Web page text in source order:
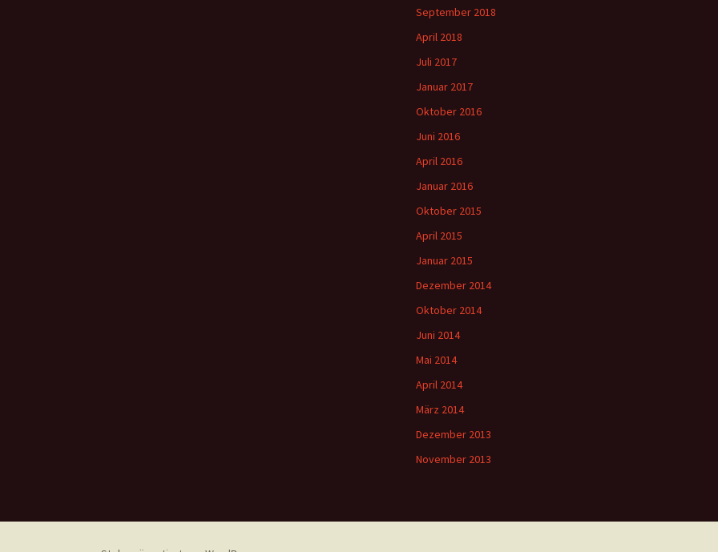
September 2018
April 2018
Juli 2017
Januar 2017
Oktober 2016
Juni 2016
April 2016
Januar 2016
Oktober 2015
April 2015
Januar 2015
Dezember 2014
Oktober 2014
Juni 2014
Mai 2014
April 2014
März 2014
Dezember 2013
November 2013